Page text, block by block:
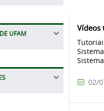
UFAM
Vídeos
Sistema
02/